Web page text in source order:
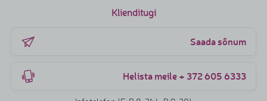
Klienditugi
Saada sõnum
Helista meile + 372 605 6333